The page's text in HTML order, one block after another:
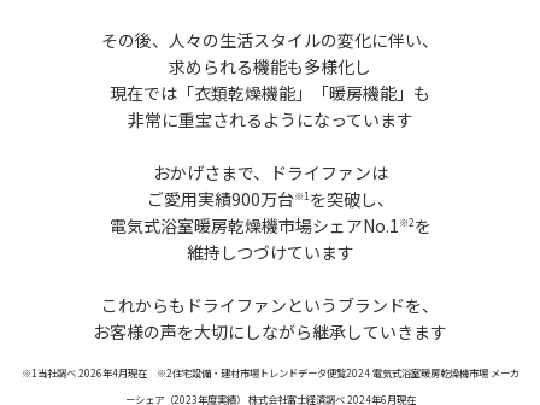
その後、人々の生活スタイルの変化に伴い、
求められる機能も多様化し
現在では「衣類乾燥機能」「暖房機能」も
非常に重宝されるようになっています
おかげさまで、ドライファンは
ご愛用実績900万台※1 を突破し、
電気式浴室暖房乾燥機市場シェアNo.1 ※2を
維持しつづけています
これからもドライファンというブランドを、
お客様の声を大切にしながら継承していきます
※1当社調べ 2026年4月現在 ※2住宅設備・建材市場トレンドデータ便覧2024 電気式浴室暖房乾燥機市場 メーカ
ーシェア（2023年度実績） 株式会社富士経済調べ 2024年6月現在